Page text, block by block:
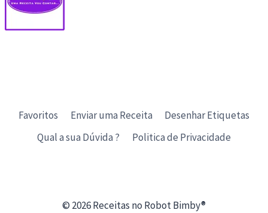
Favoritos Enviar uma Receita
Desenhar Etiquetas
Qual a sua Dúvida ?
Politica de Privacidade
© 2026 Receitas no Robot Bimby®